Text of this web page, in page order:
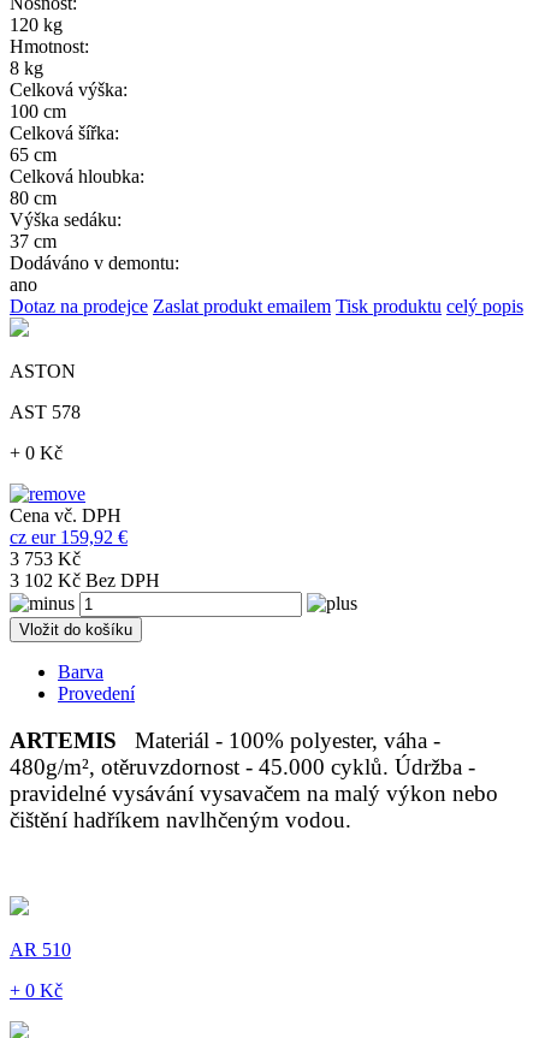
120 kg
Hmotnost:
8 kg
Celková výška:
100 cm
Celková šířka:
65 cm
Celková hloubka:
80 cm
Výška sedáku:
37 cm
Dodáváno v demontu:
ano
Dotaz na prodejce Zaslat produkt emailem Tisk produktu celý popis
ASTON
AST 578
+ 0 Kč
Cena vč. DPH
cz eur 159,92 €
3 753 Kč
3 102 Kč Bez DPH
Vložit do košíku
Barva
Provedení
ARTEMIS
Materiál - 100% polyester, váha -
480g/m², otěruvzdornost - 45.000 cyklů. Údržba -
pravidelné vysávání vysavačem na malý výkon nebo
čištění hadříkem navlhčeným vodou.
AR 510
+ 0 Kč